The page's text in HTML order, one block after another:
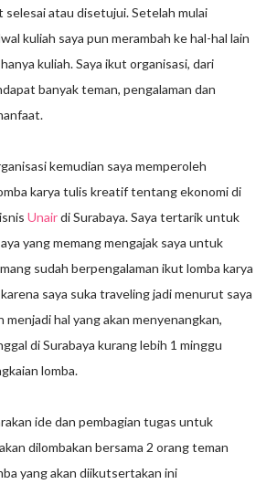
selesai atau disetujui. Setelah mulai
kuliah saya pun merambah ke hal-hal lain
kuliah. Saya ikut organisasi, dari
banyak teman, pengalaman dan
kemudian saya memperoleh
karya tulis kreatif tentang ekonomi di
Unairdi Surabaya. Saya tertarik untuk
yang memang mengajak saya untuk
sudah berpengalaman ikut lomba karya
saya suka traveling jadi menurut saya
menjadi hal yang akan menyenangkan,
di Surabaya kurang lebih 1 minggu
lomba.
ide dan pembagian tugas untuk
dilombakan bersama 2 orang teman
yang akan diikutsertakan ini